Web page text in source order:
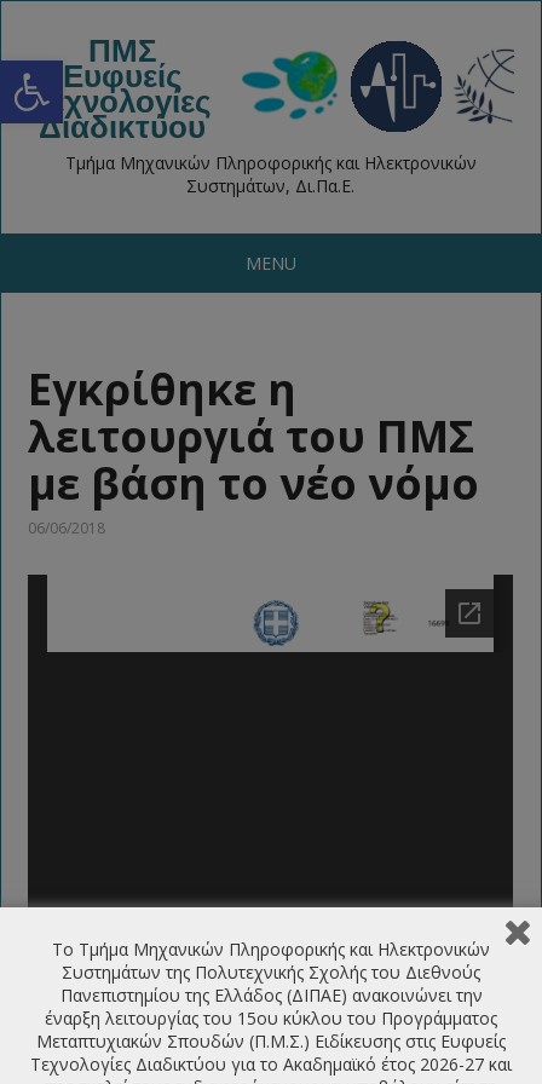
Open toolbar ΠΜΣ
Ευφυείς
Τεχνολογίες
Διαδικτύου
Τμήμα Μηχανικών Πληροφορικής και Ηλεκτρονικών
Συστημάτων, Δι.Πα.Ε.
MENU
Εγκρίθηκε η
λειτουργιά του ΠΜΣ
με βάση το νέο νόμο
06/06/2018
Το Τμήμα Μηχανικών Πληροφορικής και Ηλεκτρονικών
Συστημάτων της Πολυτεχνικής Σχολής του Διεθνούς
Πανεπιστημίου της Ελλάδος (ΔΙΠΑΕ) ανακοινώνει την
έναρξη λειτουργίας του 15ου κύκλου του Προγράμματος
Μεταπτυχιακών Σπουδών (Π.Μ.Σ.) Ειδίκευσης στις Ευφυείς
Τεχνολογίες Διαδικτύου για το Ακαδημαϊκό έτος 2026-27 και